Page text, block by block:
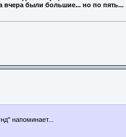
вчера были большие... но по пять...
напоминает...